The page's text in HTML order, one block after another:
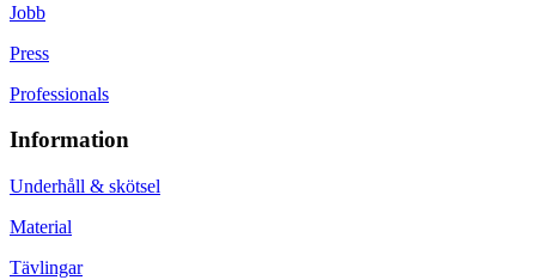
Jobb
Press
Professionals
Information
Underhåll & skötsel
Material
Tävlingar